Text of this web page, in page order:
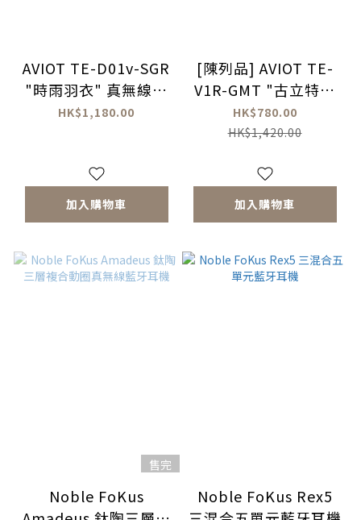
AVIOT TE-D01v-SGR
"時雨羽衣" 真無線耳
機
HK$1,180.00
加入購物車
[陳列品] AVIOT TE-
V1R-GMT "古立特宇
宙" 真無線耳機
HK$780.00
HK$1,420.00
加入購物車
售完
Noble FoKus
Noble FoKus Rex5